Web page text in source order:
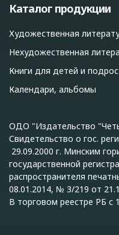
Каталог продукции
Художественная
Нехудожественная
Книги для детей и
Календари, альбомы
ОДО "Издательство
Свидетельство о гос.
29.09.2000 г. Минским
государственной
распространителя
08.01.2014, № 3/219 от
В торговом реестре РБ с